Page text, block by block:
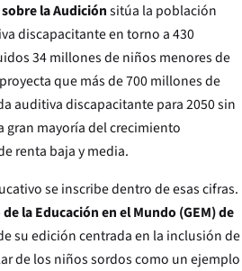
la Audiciónsitúa la población
discapacitante en torno a 430
34 millones de niños menores de
que más de 700 millones de
auditiva discapacitante para 2050 sin
mayoría del crecimiento
renta baja y media.
se inscribe dentro de esas cifras.
la Educación en el Mundo (GEM) de
su edición centrada en la inclusión de
de los niños sordos como un ejemplo